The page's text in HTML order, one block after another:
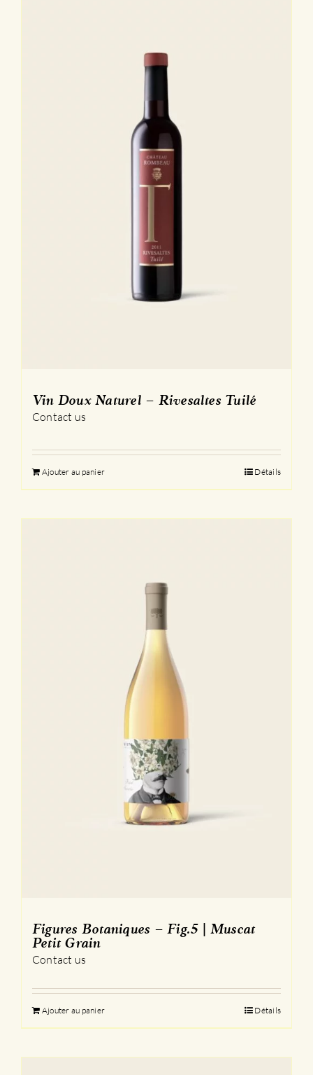
Vin Doux Naturel – Rivesaltes Tuilé
Contact us
Ajouter au panier Détails
Figures Botaniques – Fig.5 | Muscat
Petit Grain
Contact us
Ajouter au panier Détails